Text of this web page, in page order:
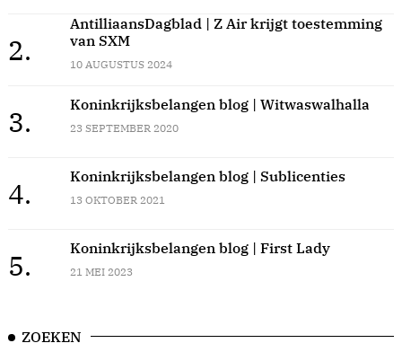
2.
AntilliaansDagblad | Z Air krijgt toestemming
van SXM
10 AUGUSTUS 2024
3.
Koninkrijksbelangen blog | Witwaswalhalla
23 SEPTEMBER 2020
4.
Koninkrijksbelangen blog | Sublicenties
13 OKTOBER 2021
5.
Koninkrijksbelangen blog | First Lady
21 MEI 2023
ZOEKEN